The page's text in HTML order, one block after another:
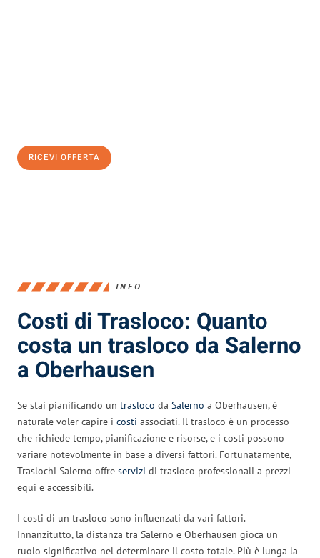
RICEVI OFFERTA
INFO
Costi di Trasloco: Quanto
costa un trasloco da Salerno
a Oberhausen
Se stai pianificando un trasloco da Salerno a Oberhausen, è
naturale voler capire i costi associati. Il trasloco è un processo
che richiede tempo, pianificazione e risorse, e i costi possono
variare notevolmente in base a diversi fattori. Fortunatamente,
Traslochi Salerno offre servizi di trasloco professionali a prezzi
equi e accessibili.
I costi di un trasloco sono influenzati da vari fattori.
Innanzitutto, la distanza tra Salerno e Oberhausen gioca un
ruolo significativo nel determinare il costo totale. Più è lunga la